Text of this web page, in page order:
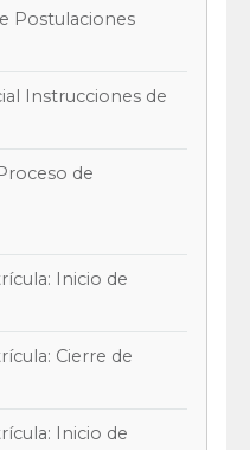
Postulaciones
Instrucciones de
de
Inicio de
Cierre de
Inicio de